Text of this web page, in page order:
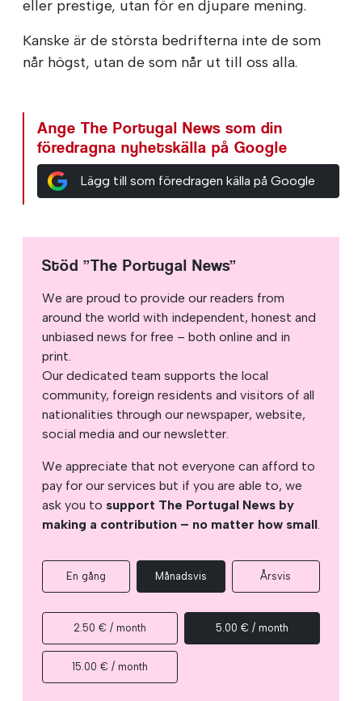
eller prestige, utan för en djupare mening.
Kanske är de största bedrifterna inte de som
når högst, utan de som når ut till oss alla.
Ange The Portugal News som din
föredragna nyhetskälla på Google
Lägg till som föredragen källa på Google
Stöd ”The Portugal News”
We are proud to provide our readers from
around the world with independent, honest and
unbiased news for free – both online and in
print.
Our dedicated team supports the local
community, foreign residents and visitors of all
nationalities through our newspaper, website,
social media and our newsletter.
We appreciate that not everyone can afford to
pay for our services but if you are able to, we
ask you to support The Portugal News by
making a contribution – no matter how small.
En gång Månadsvis Årsvis
2.50 € / month 5.00 € / month
15.00 € / month